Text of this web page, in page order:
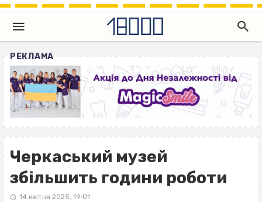
РЕКЛАМА
Черкаський музей
збільшить години роботи
14 квітня 2025, 19:01